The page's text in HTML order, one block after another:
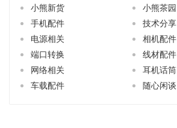
小熊新货
小熊茶园
手机配件
技术分享
电源相关
相机配件
端口转换
线材配件
网络相关
耳机话筒
车载配件
随心闲谈